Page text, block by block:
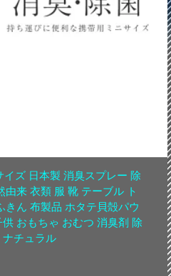
ズ 日本製 消臭スプレー 除
来 衣類 服 靴 テーブル ト
きん 布製品 ホタテ貝殻パウ
おもちゃ おむつ 消臭剤 除
チュラル